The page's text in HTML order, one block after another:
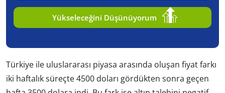
Yükseleceğini Düşünüyorum
Türkiye ile uluslararası piyasa arasında oluşan fiyat farkı
iki haftalık süreçte 4500 doları gördükten sonra geçen